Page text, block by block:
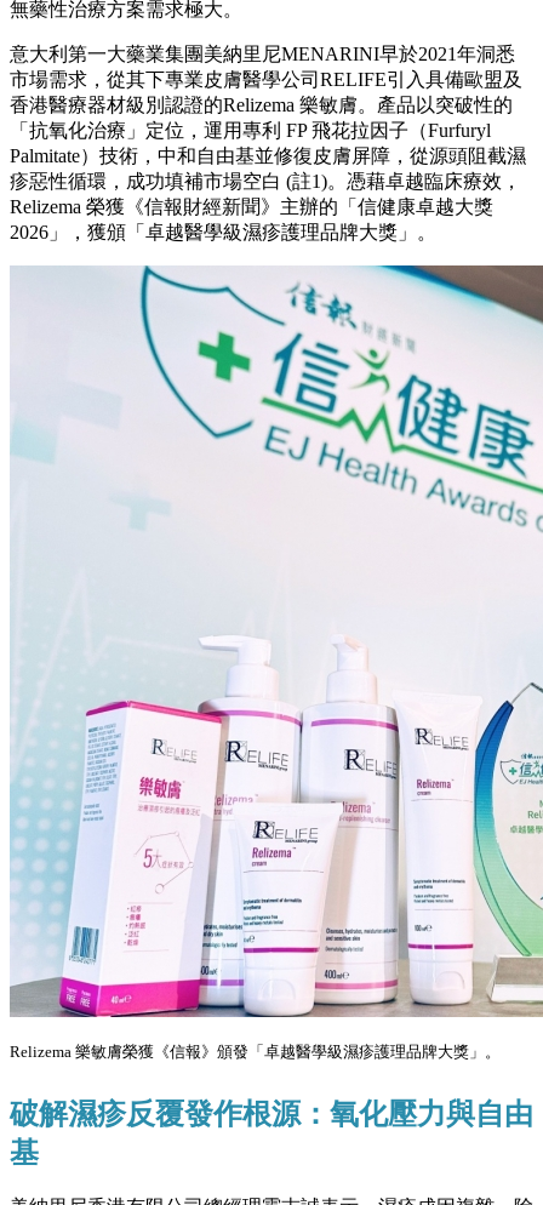
無藥性治療方案需求極大。
意大利第一大藥業集團美納里尼MENARINI早於2021年洞悉
市場需求，從其下專業皮膚醫學公司RELIFE引入具備歐盟及
香港醫療器材級別認證的Relizema 樂敏膚。產品以突破性的
「抗氧化治療」定位，運用專利 FP 飛花拉因子（Furfuryl
Palmitate）技術，中和自由基並修復皮膚屏障，從源頭阻截濕
疹惡性循環，成功填補市場空白 (註1)。憑藉卓越臨床療效，
Relizema 榮獲《信報財經新聞》主辦的「信健康卓越大獎
2026」，獲頒「卓越醫學級濕疹護理品牌大獎」。
Relizema 樂敏膚榮獲《信報》頒發「卓越醫學級濕疹護理品牌大獎」。
破解濕疹反覆發作根源：氧化壓力與自由
基